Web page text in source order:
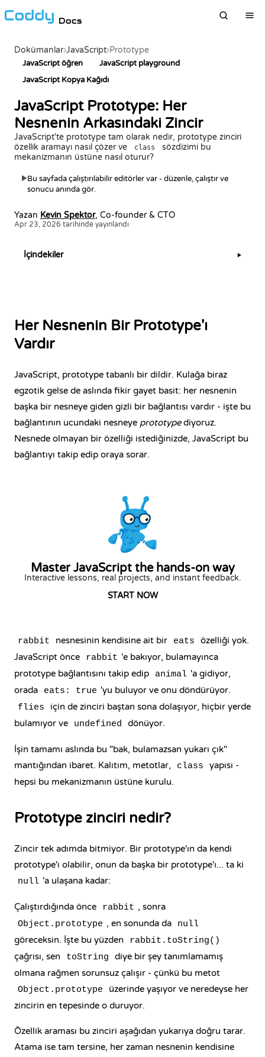
Docs
Dokümanlar›JavaScript›Prototype
JavaScript öğren
JavaScript playground
JavaScript Kopya Kağıdı
JavaScript Prototype: Her
Nesnenin Arkasındaki Zincir
JavaScript'te prototype tam olarak nedir, prototype zinciri
özellik aramayı nasıl çözer ve
class
sözdizimi bu
mekanizmanın üstüne nasıl oturur?
▶Bu sayfada çalıştırılabilir editörler var - düzenle, çalıştır ve
sonucu anında gör.
Yazan Kevin Spektor, Co-founder & CTO
Apr 23, 2026 tarihinde yayınlandı
Her Nesnenin Bir Prototype'ı
Vardır
JavaScript, prototype tabanlı bir dildir. Kulağa biraz
egzotik gelse de aslında fikir gayet basit: her nesnenin
başka bir nesneye giden gizli bir bağlantısı vardır - işte bu
bağlantının ucundaki nesneye prototypediyoruz.
Nesnede olmayan bir özelliği istediğinizde, JavaScript bu
bağlantıyı takip edip oraya sorar.
Master JavaScript the hands-on way
Interactive lessons, real projects, and instant feedback.
START NOW
rabbit nesnesinin kendisine ait bir eats
özelliği yok.
JavaScript önce
rabbit 'e bakıyor, bulamayınca
prototype bağlantısını takip edip
animal 'a gidiyor,
orada
eats: true 'yu buluyor ve onu döndürüyor.
flies
için de zinciri baştan sona dolaşıyor, hiçbir yerde
bulamıyor ve
undefined dönüyor.
İşin tamamı aslında bu "bak, bulamazsan yukarı çık"
mantığından ibaret. Kalıtım, metotlar,
class
yapısı -
hepsi bu mekanizmanın üstüne kurulu.
Prototype zinciri nedir?
Zincir tek adımda bitmiyor. Bir prototype'ın da kendi
prototype'ı olabilir, onun da başka bir prototype'ı... ta ki
null 'a ulaşana kadar:
Çalıştırdığında önce rabbit , sonra
Object.prototype , en sonunda da null
göreceksin. İşte bu yüzden rabbit.toString()
çağrısı, sen toString
diye bir şey tanımlamamış
olmana rağmen sorunsuz çalışır - çünkü bu metot
Object.prototype
üzerinde yaşıyor ve neredeyse her
zincirin en tepesinde o duruyor.
Özellik araması bu zinciri aşağıdan yukarıya doğru tarar.
Atama ise tam tersine, her zaman nesnenin kendisine
İçindekiler ▶